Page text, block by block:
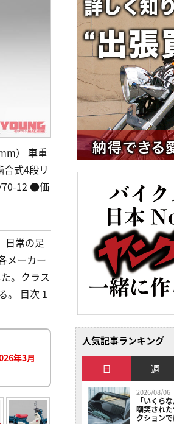
） 車重
式4段リ
70-12 ●価
日常の足
メーカー
。クラス
。 目次 1
年3月
人気記事ランキング
日 週
2026/08/06
「いくら
嘲笑され
クション